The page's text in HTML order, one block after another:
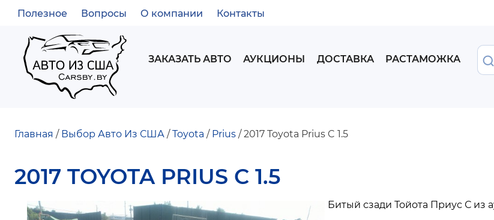
МЕНЮ
Полезное Вопросы О компании Контакты
MAIN
ЗАКАЗАТЬ АВТО АУКЦИОНЫ ДОСТАВКА РАСТАМОЖКА
НАВИГАЦИИ
Главная Выбор Авто Из США Toyota Prius 2017 Toyota Prius C 1.5
2017 TOYOTA PRIUS C 1.5
Битый сзади Тойота Приус С из